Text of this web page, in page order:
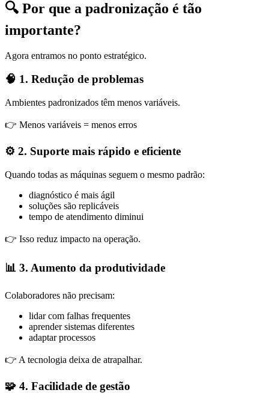
🔍 Por que a padronização é tão
importante?
Agora entramos no ponto estratégico.
🧠 1. Redução de problemas
Ambientes padronizados têm menos variáveis.
👉 Menos variáveis = menos erros
⚙️ 2. Suporte mais rápido e eficiente
Quando todas as máquinas seguem o mesmo padrão:
diagnóstico é mais ágil
soluções são replicáveis
tempo de atendimento diminui
👉 Isso reduz impacto na operação.
📊 3. Aumento da produtividade
Colaboradores não precisam:
lidar com falhas frequentes
aprender sistemas diferentes
adaptar processos
👉 A tecnologia deixa de atrapalhar.
🧩 4. Facilidade de gestão